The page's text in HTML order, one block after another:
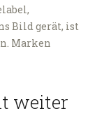
Bild gerät, ist
Marken
weiter